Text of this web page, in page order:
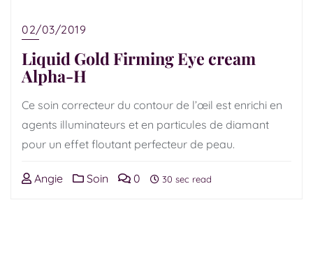
02/03/2019
Liquid Gold Firming Eye cream
Alpha-H
Ce soin correcteur du contour de l’œil est enrichi en
agents illuminateurs et en particules de diamant
pour un effet floutant perfecteur de peau.
Angie Soin 0 30 sec read